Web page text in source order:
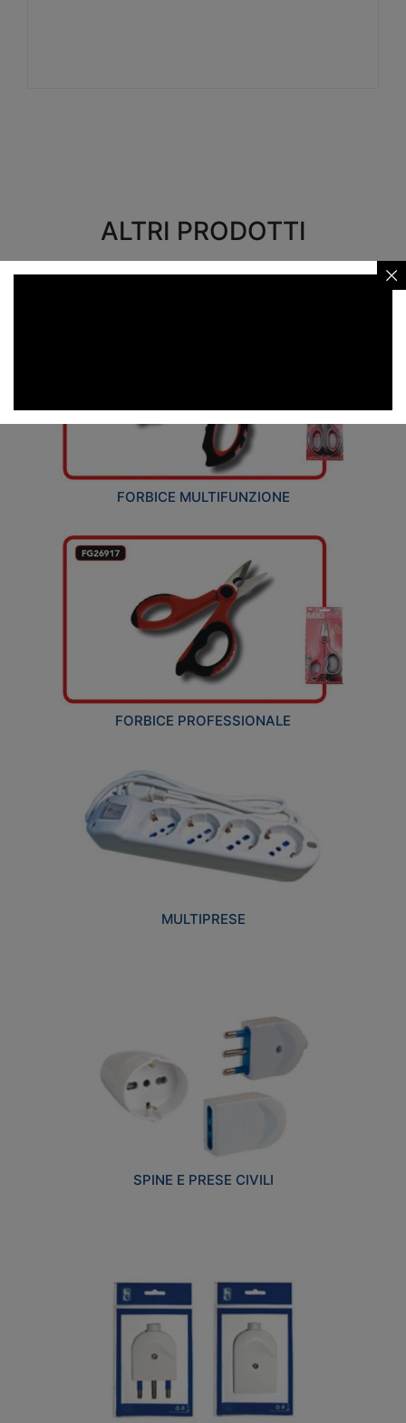
ALTRI PRODOTTI
FORBICE MULTIFUNZIONE
FORBICE PROFESSIONALE
MULTIPRESE
SPINE E PRESE CIVILI